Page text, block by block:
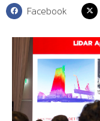
Facebook